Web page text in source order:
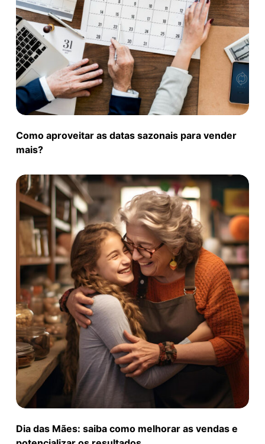
Como aproveitar as datas sazonais para vender
mais?
Dia das Mães: saiba como melhorar as vendas e